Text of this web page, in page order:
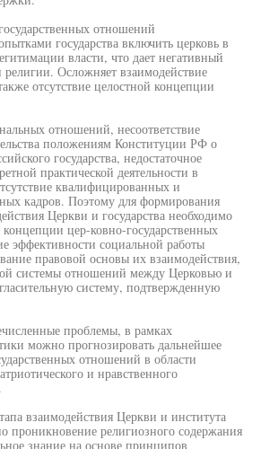
отношений
государства включить церковь в
власти, что дает негативный
Осложняет взаимодействие
отсутствие целостной концепции
отношений, несоответствие
положениям Конституции РФ о
государства, недостаточное
практической деятельности в
квалифицированных и
кадров. Поэтому для формирования
Церкви и государства необходимо
цер-ковно-государственных
эффективности социальной работы
правовой основы их взаимодействия,
системы отношений между Церковью и
систему, подтвержденную
проблемы, в рамках
можно прогнозировать дальнейшее
отношений в области
и нравственного
взаимодействия Церкви и института
проникновение религиозного содержания
знание на основе принципов